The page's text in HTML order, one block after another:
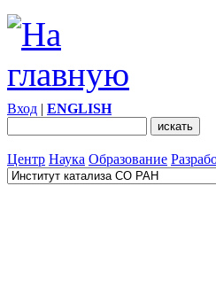
Вход | ENGLISH
Центр Наука Образование